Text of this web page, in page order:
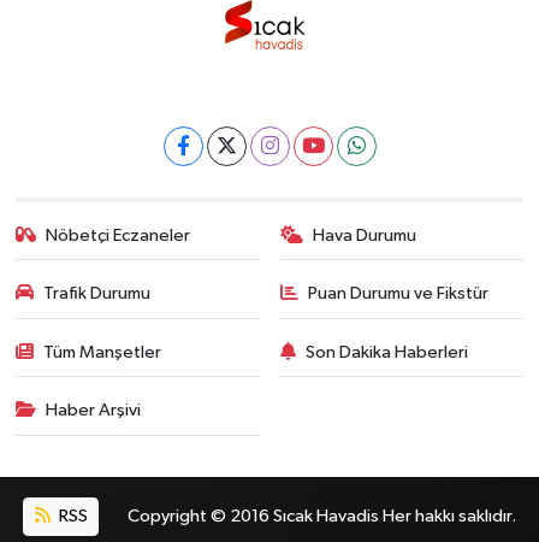
Nöbetçi Eczaneler Hava Durumu
Trafik Durumu Puan Durumu ve Fikstür
Tüm Manşetler Son Dakika Haberleri
Haber Arşivi
RSS Copyright © 2016 Sıcak Havadis Her hakkı saklıdır.